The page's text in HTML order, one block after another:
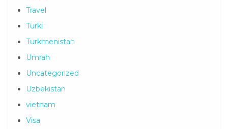
Travel
Turki
Turkmenistan
Umrah
Uncategorized
Uzbekistan
vietnam
Visa